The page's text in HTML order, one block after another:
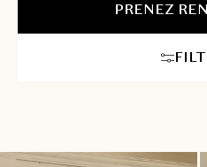
PRENEZ